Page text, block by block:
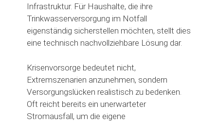
Infrastruktur. Für Haushalte, die ihre
Trinkwasserversorgung im Notfall
eigenständig sicherstellen möchten, stellt dies
eine technisch nachvollziehbare Lösung dar.
Krisenvorsorge bedeutet nicht,
Extremszenarien anzunehmen, sondern
Versorgungslücken realistisch zu bedenken.
Oft reicht bereits ein unerwarteter
Stromausfall, um die eigene